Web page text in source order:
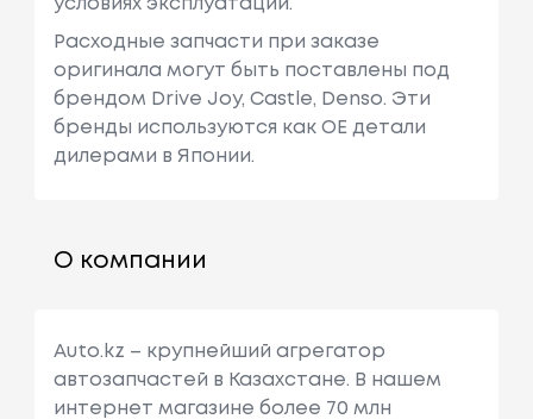
условиях эксплуатации.
Расходные запчасти при заказе
оригинала могут быть поставлены под
брендом Drive Joy, Castle, Denso. Эти
бренды используются как ОЕ детали
дилерами в Японии.
О компании
Auto.kz – крупнейший агрегатор
автозапчастей в Казахстане. В нашем
интернет магазине более 70 млн